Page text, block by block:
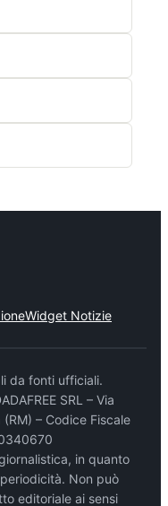
Widget Notizie
da fonti ufficiali.
SRL – Via
– Codice Fiscale
in quanto
Non può
editoriale ai sensi